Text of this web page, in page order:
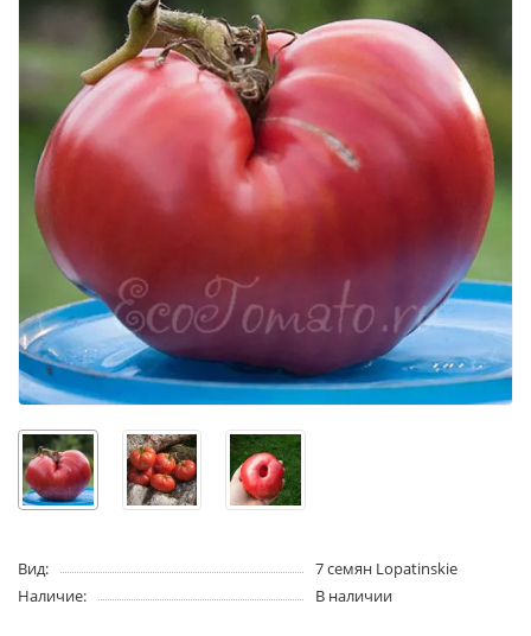
Вид:
7 семян Lopatinskie
Наличие:
В наличии